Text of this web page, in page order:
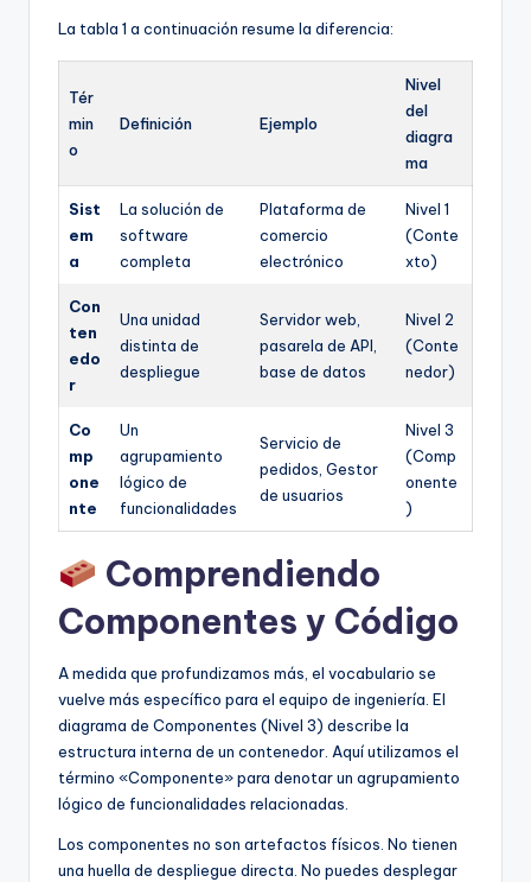
La tabla 1 a continuación resume la diferencia:
Tér
min
o
Definición Ejemplo
Nivel
del
diagra
ma
Sist
em
a
La solución de
software
completa
Plataforma de
comercio
electrónico
Nivel 1
(Conte
xto)
Con
ten
edo
r
Una unidad
distinta de
despliegue
Servidor web,
pasarela de API,
base de datos
Nivel 2
(Conte
nedor)
Co
mp
one
nte
Un
agrupamiento
lógico de
funcionalidades
Servicio de
pedidos, Gestor
de usuarios
Nivel 3
(Comp
onente
)
Comprendiendo
Componentes y Código
A medida que profundizamos más, el vocabulario se
vuelve más específico para el equipo de ingeniería. El
diagrama de Componentes (Nivel 3) describe la
estructura interna de un contenedor. Aquí utilizamos el
término «Componente» para denotar un agrupamiento
lógico de funcionalidades relacionadas.
Los componentes no son artefactos físicos. No tienen
una huella de despliegue directa. No puedes desplegar